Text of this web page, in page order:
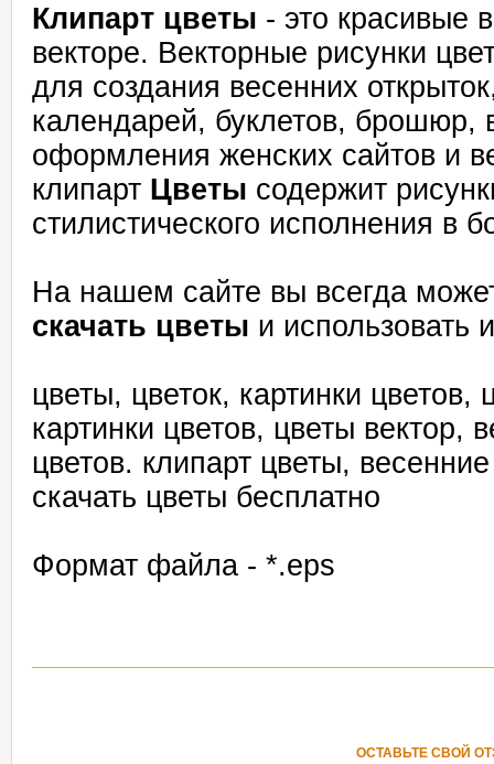
Клипарт цветы - это красивые
векторе. Векторные рисунки
для создания весенних
календарей, буклетов, брошюр,
оформления женских сайтов и
клипарт Цветы содержит
стилистического исполнения в
На нашем сайте вы всегда
скачать цветы и использовать
цветы, цветок, картинки цветов,
картинки цветов, цветы вектор,
цветов. клипарт цветы,
скачать цветы бесплатно
Формат файла - *.eps
ОСТАВЬТЕ СВОЙ